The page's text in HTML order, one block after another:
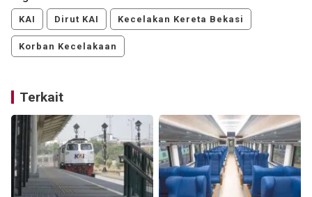
KAI Dirut KAI Kecelakan Kereta Bekasi
Korban Kecelakaan
Terkait